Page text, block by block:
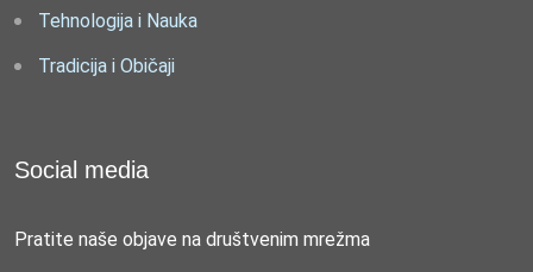
Tehnologija i Nauka
Tradicija i Običaji
Social media
Pratite naše objave na društvenim mrežma